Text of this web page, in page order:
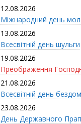
12.08.2026
Міжнародний день
13.08.2026
Всесвітній день шульги
19.08.2026
Преображення
21.08.2026
Всесвітній день
23.08.2026
День Державного